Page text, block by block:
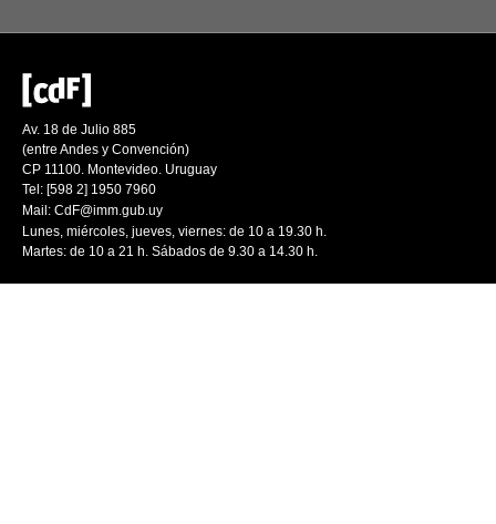
Av. 18 de Julio 885
(entre Andes y Convención)
CP 11100. Montevideo. Uruguay
Tel: [598 2] 1950 7960
Mail: CdF@imm.gub.uy
Lunes, miércoles, jueves, viernes: de 10 a 19.30 h.
Martes: de 10 a 21 h. Sábados de 9.30 a 14.30 h.